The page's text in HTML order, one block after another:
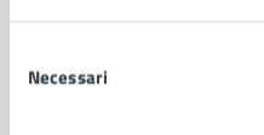
delNecessari
Uffici
Enti e fondazioni